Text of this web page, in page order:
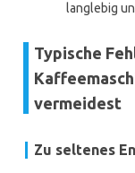
langlebig
Typische
vermeidest
Zu seltenes